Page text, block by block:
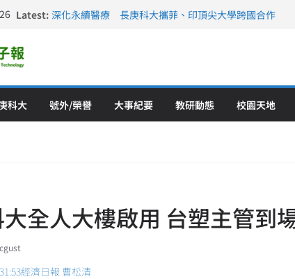
Latest: 深化永續醫療 長庚科大攜菲、印頂尖大學跨國合作
科大 號外/榮譽 大事紀要 教研動態 校園天地
全人大樓啟用 台塑主管到
cgust
經濟日報 曹松清